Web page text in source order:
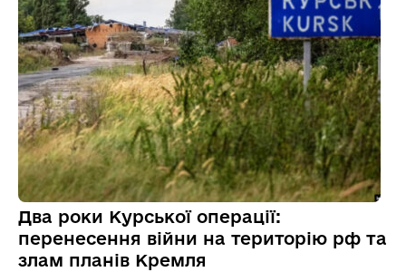
Два роки Курської операції:
перенесення війни на територію рф та
злам планів Кремля